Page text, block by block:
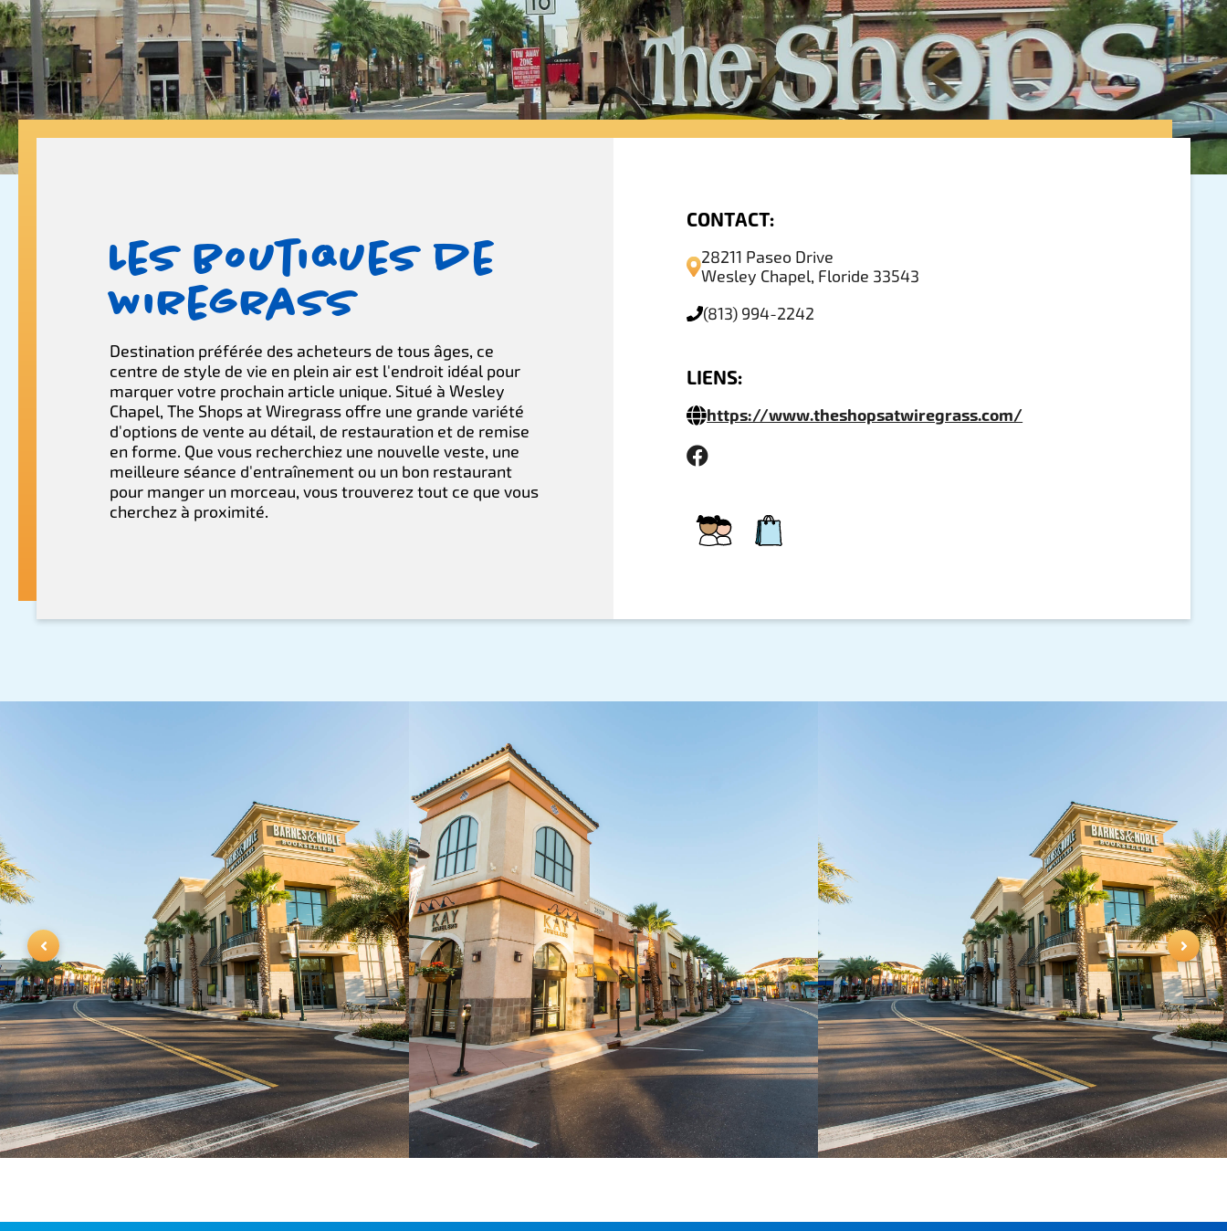
Les boutiques de
Wiregrass
Destination préférée des acheteurs de tous âges, ce
centre de style de vie en plein air est l'endroit idéal pour
marquer votre prochain article unique. Situé à Wesley
Chapel, The Shops at Wiregrass offre une grande variété
d'options de vente au détail, de restauration et de remise
en forme. Que vous recherchiez une nouvelle veste, une
meilleure séance d'entraînement ou un bon restaurant
pour manger un morceau, vous trouverez tout ce que vous
cherchez à proximité.
CONTACT:
28211 Paseo Drive
Wesley Chapel, Floride 33543
(813) 994-2242
LIENS:
https://www.theshopsatwiregrass.com/